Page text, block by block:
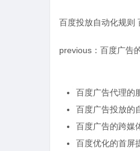
百度投放自动化规则
previous： 百度广告
百度广告代理的
百度广告投放的
百度广告的跨媒
百度优化的首屏